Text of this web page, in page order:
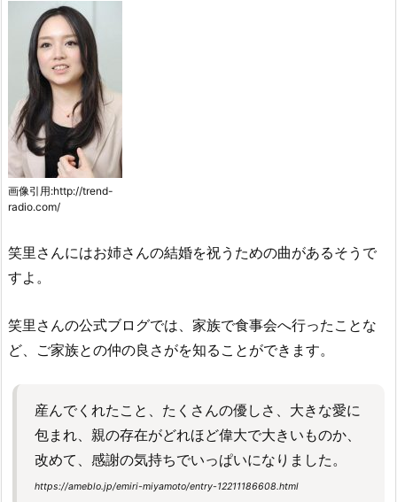
画像引用:http://trend-
radio.com/
笑里さんにはお姉さんの結婚を祝うための曲があるそうで
すよ。
笑里さんの公式ブログでは、家族で食事会へ行ったことな
ど、ご家族との仲の良さがを知ることができます。
産んでくれたこと、たくさんの優しさ、大きな愛に
包まれ、親の存在がどれほど偉大で大きいものか、
改めて、感謝の気持ちでいっぱいになりました。
https://ameblo.jp/emiri-miyamoto/entry-12211186608.html